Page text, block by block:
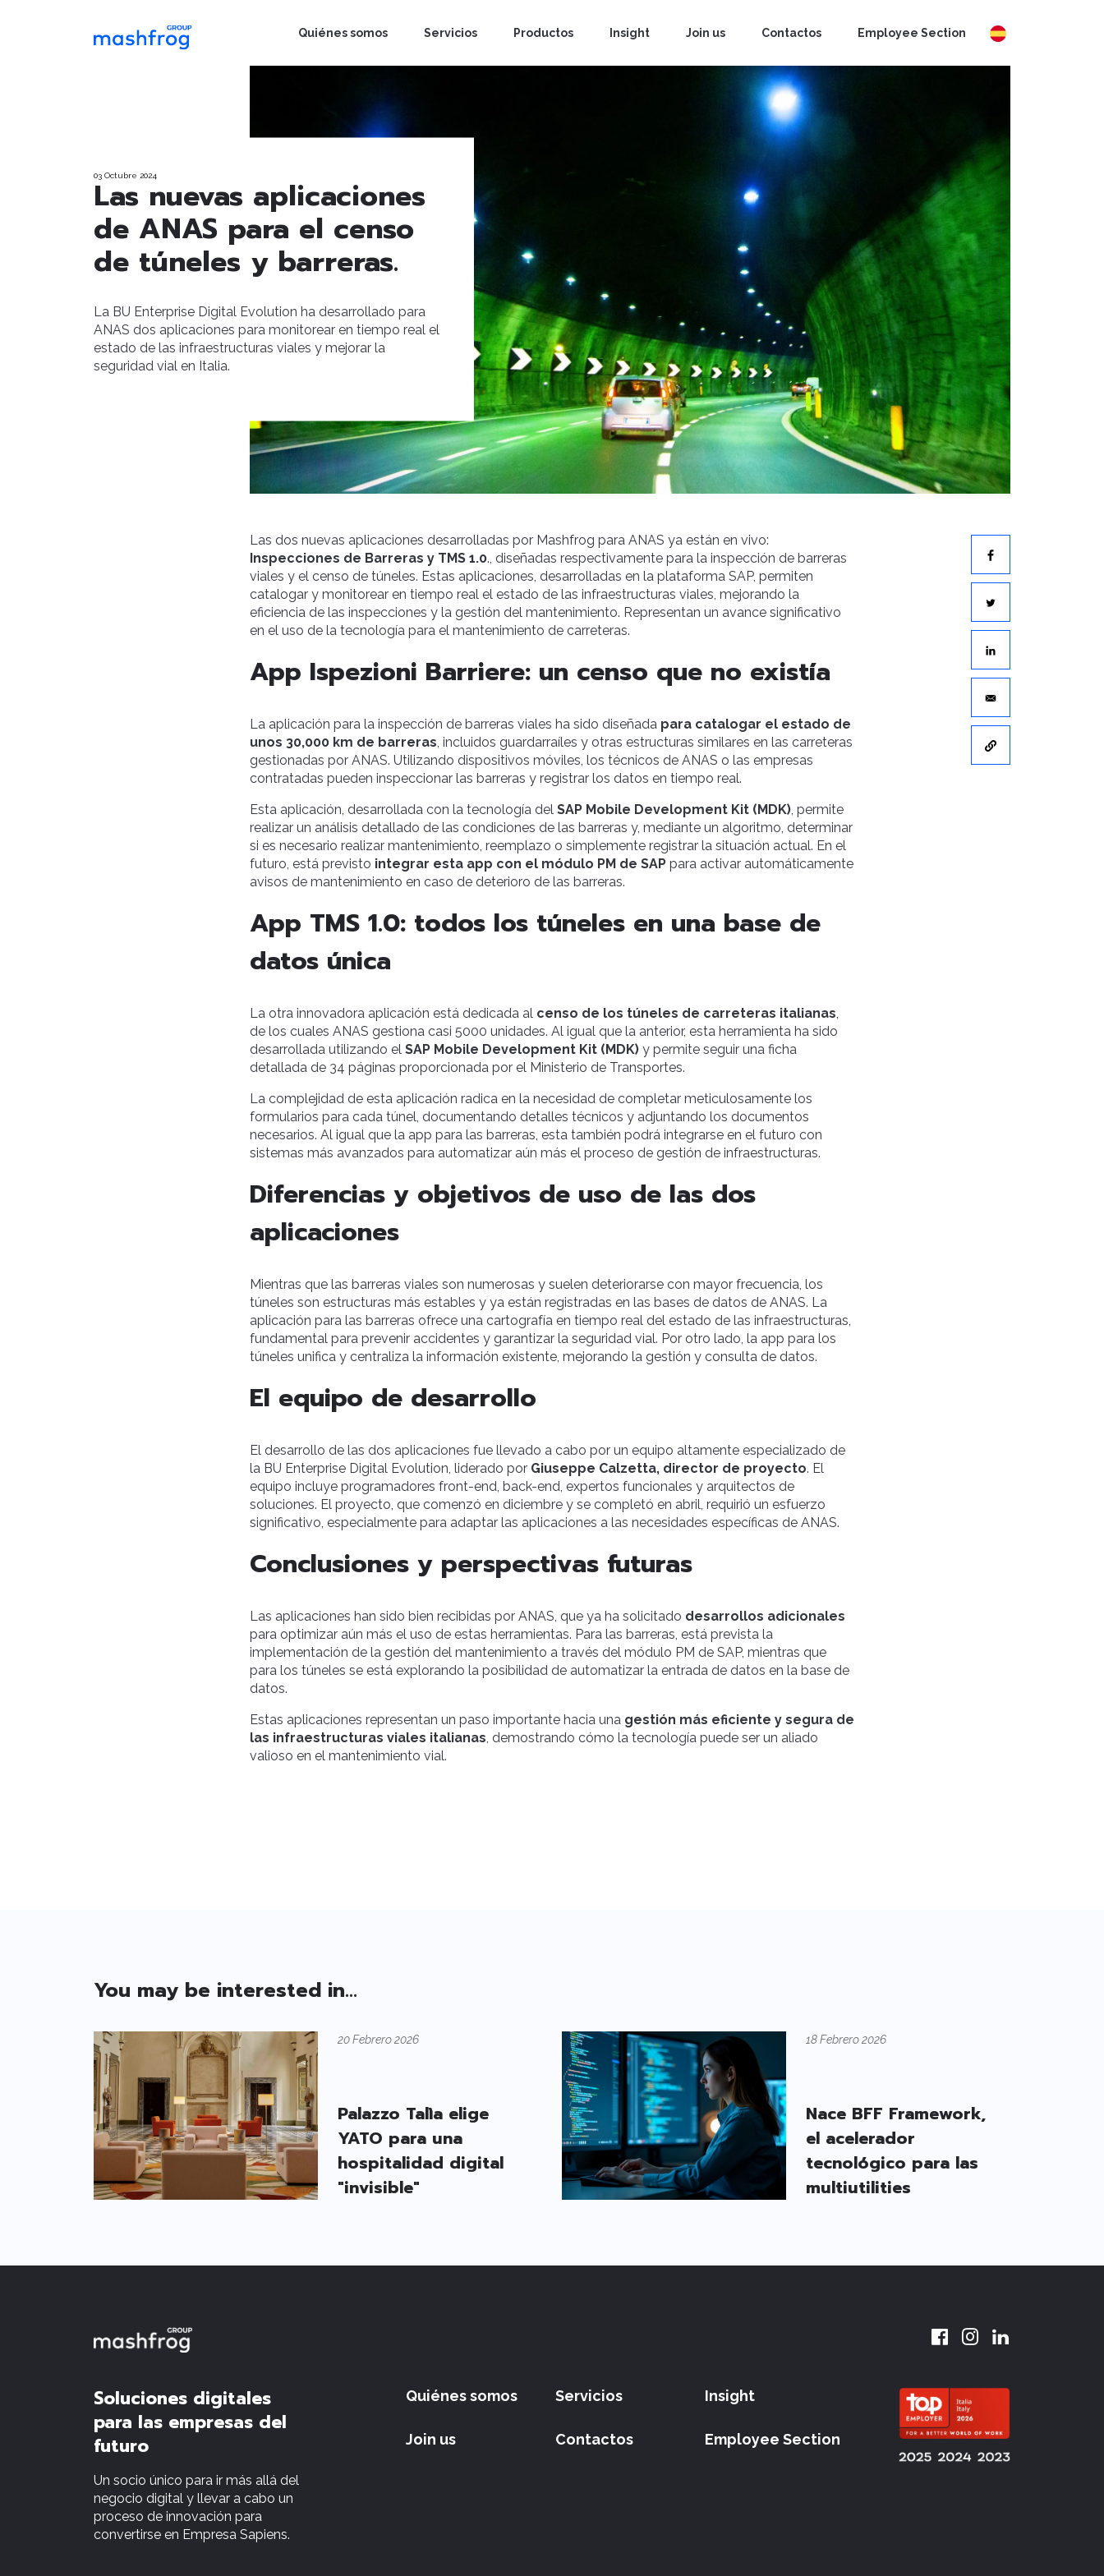
Quiénes somos Servicios Productos Insight Join us Contactos Employee Section
03 Octubre 2024
Las nuevas aplicaciones
de ANAS para el censo
de túneles y barreras.
La BU Enterprise Digital Evolution ha desarrollado para
ANAS dos aplicaciones para monitorear en tiempo real el
estado de las infraestructuras viales y mejorar la
seguridad vial en Italia.
Las dos nuevas aplicaciones desarrolladas por Mashfrog para ANAS ya están en vivo:
Inspecciones de Barreras y TMS 1.0., diseñadas respectivamente para la inspección de barreras
viales y el censo de túneles. Estas aplicaciones, desarrolladas en la plataforma SAP, permiten
catalogar y monitorear en tiempo real el estado de las infraestructuras viales, mejorando la
eficiencia de las inspecciones y la gestión del mantenimiento. Representan un avance significativo
en el uso de la tecnología para el mantenimiento de carreteras.
App Ispezioni Barriere: un censo que no existía
La aplicación para la inspección de barreras viales ha sido diseñada para catalogar el estado de
unos 30,000 km de barreras, incluidos guardarraíles y otras estructuras similares en las carreteras
gestionadas por ANAS. Utilizando dispositivos móviles, los técnicos de ANAS o las empresas
contratadas pueden inspeccionar las barreras y registrar los datos en tiempo real.
Esta aplicación, desarrollada con la tecnología del SAP Mobile Development Kit (MDK), permite
realizar un análisis detallado de las condiciones de las barreras y, mediante un algoritmo, determinar
si es necesario realizar mantenimiento, reemplazo o simplemente registrar la situación actual. En el
futuro, está previsto integrar esta app con el módulo PM de SAP para activar automáticamente
avisos de mantenimiento en caso de deterioro de las barreras.
App TMS 1.0: todos los túneles en una base de
datos única
La otra innovadora aplicación está dedicada al censo de los túneles de carreteras italianas,
de los cuales ANAS gestiona casi 5000 unidades. Al igual que la anterior, esta herramienta ha sido
desarrollada utilizando el SAP Mobile Development Kit (MDK) y permite seguir una ficha
detallada de 34 páginas proporcionada por el Ministerio de Transportes.
La complejidad de esta aplicación radica en la necesidad de completar meticulosamente los
formularios para cada túnel, documentando detalles técnicos y adjuntando los documentos
necesarios. Al igual que la app para las barreras, esta también podrá integrarse en el futuro con
sistemas más avanzados para automatizar aún más el proceso de gestión de infraestructuras.
Diferencias y objetivos de uso de las dos
aplicaciones
Mientras que las barreras viales son numerosas y suelen deteriorarse con mayor frecuencia, los
túneles son estructuras más estables y ya están registradas en las bases de datos de ANAS. La
aplicación para las barreras ofrece una cartografía en tiempo real del estado de las infraestructuras,
fundamental para prevenir accidentes y garantizar la seguridad vial. Por otro lado, la app para los
túneles unifica y centraliza la información existente, mejorando la gestión y consulta de datos.
El equipo de desarrollo
El desarrollo de las dos aplicaciones fue llevado a cabo por un equipo altamente especializado de
la BU Enterprise Digital Evolution, liderado por Giuseppe Calzetta, director de proyecto. El
equipo incluye programadores front-end, back-end, expertos funcionales y arquitectos de
soluciones. El proyecto, que comenzó en diciembre y se completó en abril, requirió un esfuerzo
significativo, especialmente para adaptar las aplicaciones a las necesidades específicas de ANAS.
Conclusiones y perspectivas futuras
Las aplicaciones han sido bien recibidas por ANAS, que ya ha solicitado desarrollos adicionales
para optimizar aún más el uso de estas herramientas. Para las barreras, está prevista la
implementación de la gestión del mantenimiento a través del módulo PM de SAP, mientras que
para los túneles se está explorando la posibilidad de automatizar la entrada de datos en la base de
datos.
Estas aplicaciones representan un paso importante hacia una gestión más eficiente y segura de
las infraestructuras viales italianas, demostrando cómo la tecnología puede ser un aliado
valioso en el mantenimiento vial.
You may be interested in...
20 Febrero 2026
Palazzo Talìa elige
YATO para una
hospitalidad digital
"invisible"
18 Febrero 2026
Nace BFF Framework,
el acelerador
tecnológico para las
multiutilities
Soluciones digitales
para las empresas del
futuro
Un socio único para ir más allá del
negocio digital y llevar a cabo un
proceso de innovación para
convertirse en Empresa Sapiens.
Quiénes somos Servicios Insight
Join us Contactos Employee Section